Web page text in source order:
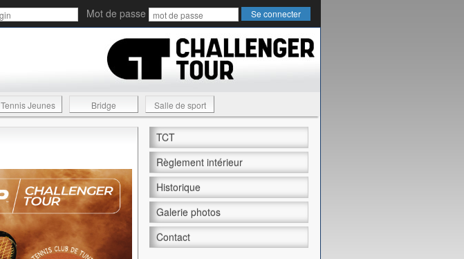
Mot de passe
Tennis Jeunes Bridge Salle de sport
TCT
Règlement intérieur
Historique
Galerie photos
Contact